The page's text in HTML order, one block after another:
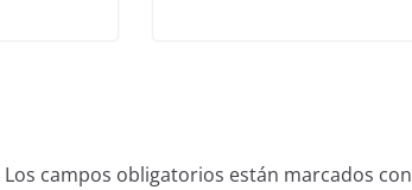
Los campos obligatorios están marcados con